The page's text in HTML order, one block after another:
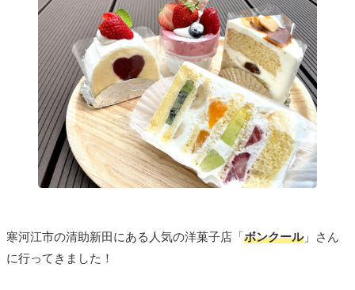
寒河江市の清助新田にある人気の洋菓子店「 ボンクール」さん
に行ってきました！